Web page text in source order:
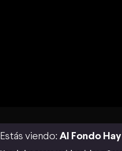
Estás viendo: Al Fondo